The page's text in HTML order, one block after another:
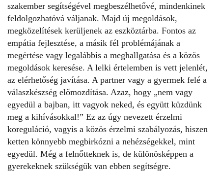
szakember segítségével megbeszélhetővé, mindenkinek
feldolgozhatóvá váljanak. Majd új megoldások,
megközelítések kerüljenek az eszköztárba. Fontos az
empátia fejlesztése, a másik fél problémájának a
megértése vagy legalábbis a meghallgatása és a közös
megoldások keresése. A lelki értelemben is vett jelenlét,
az elérhetőség javítása. A partner vagy a gyermek felé a
válaszkészség előmozdítása. Azaz, hogy „nem vagy
egyedül a bajban, itt vagyok neked, és együtt küzdünk
meg a kihívásokkal!” Ez az úgy nevezett érzelmi
koreguláció, vagyis a közös érzelmi szabályozás, hiszen
ketten könnyebb megbirkózni a nehézségekkel, mint
egyedül. Még a felnőtteknek is, de különösképpen a
gyerekeknek szükségük van ebben segítségre.